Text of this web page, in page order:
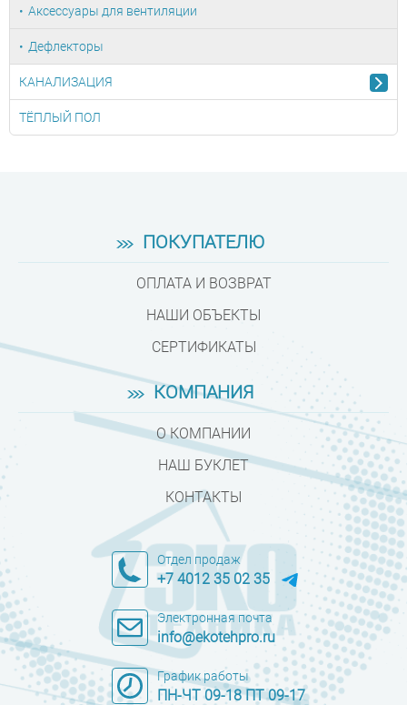
Аксессуары для вентиляции
Дефлекторы
КАНАЛИЗАЦИЯ
ТЁПЛЫЙ ПОЛ
ПОКУПАТЕЛЮ
ОПЛАТА И ВОЗВРАТ
НАШИ ОБЪЕКТЫ
СЕРТИФИКАТЫ
КОМПАНИЯ
О КОМПАНИИ
НАШ БУКЛЕТ
КОНТАКТЫ
Отдел продаж
+7 4012 35 02 35
Электронная почта
info@ekotehpro.ru
График работы
ПН-ЧТ 09-18 ПТ 09-17